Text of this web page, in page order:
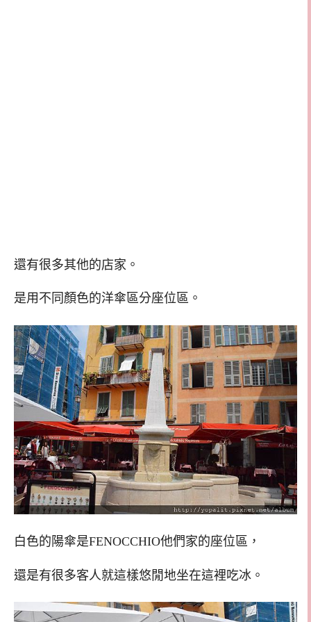
還有很多其他的店家。
是用不同顏色的洋傘區分座位區。
白色的陽傘是FENOCCHIO他們家的座位區，
還是有很多客人就這樣悠閒地坐在這裡吃冰。